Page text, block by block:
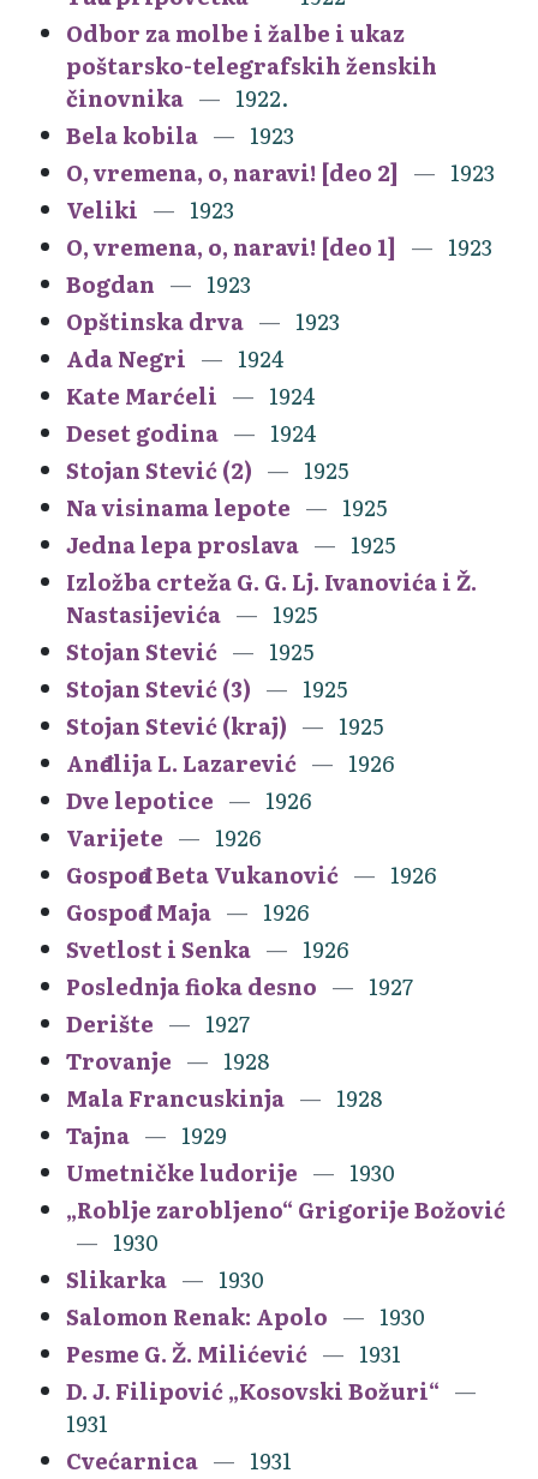
Odbor za molbe i žalbe i ukaz
poštarsko-telegrafskih ženskih
činovnika
1922.
Bela kobila
1923
O, vremena, o, naravi! [deo 2]
1923
Veliki
1923
O, vremena, o, naravi! [deo 1]
1923
Bogdan
1923
Opštinska drva
1923
Ada Negri
1924
Kate Marćeli
1924
Deset godina
1924
Stojan Stević (2)
1925
Na visinama lepote
1925
Jedna lepa proslava
1925
Izložba crteža G. G. Lj. Ivanovića i Ž.
Nastasijevića
1925
Stojan Stević
1925
Stojan Stević (3)
1925
Stojan Stević (kraj)
1925
Anđelija L. Lazarević
1926
Dve lepotice
1926
Varijete
1926
Gospođa Beta Vukanović
1926
Gospođa Maja
1926
Svetlost i Senka
1926
Poslednja fioka desno
1927
Derište
1927
Trovanje
1928
Mala Francuskinja
1928
Tajna
1929
Umetničke ludorije
1930
„Roblje zarobljeno“ Grigorije Božović
1930
Slikarka
1930
Salomon Renak: Apolo
1930
Pesme G. Ž. Milićević
1931
D. J. Filipović „Kosovski Božuri“
1931
Cvećarnica
1931